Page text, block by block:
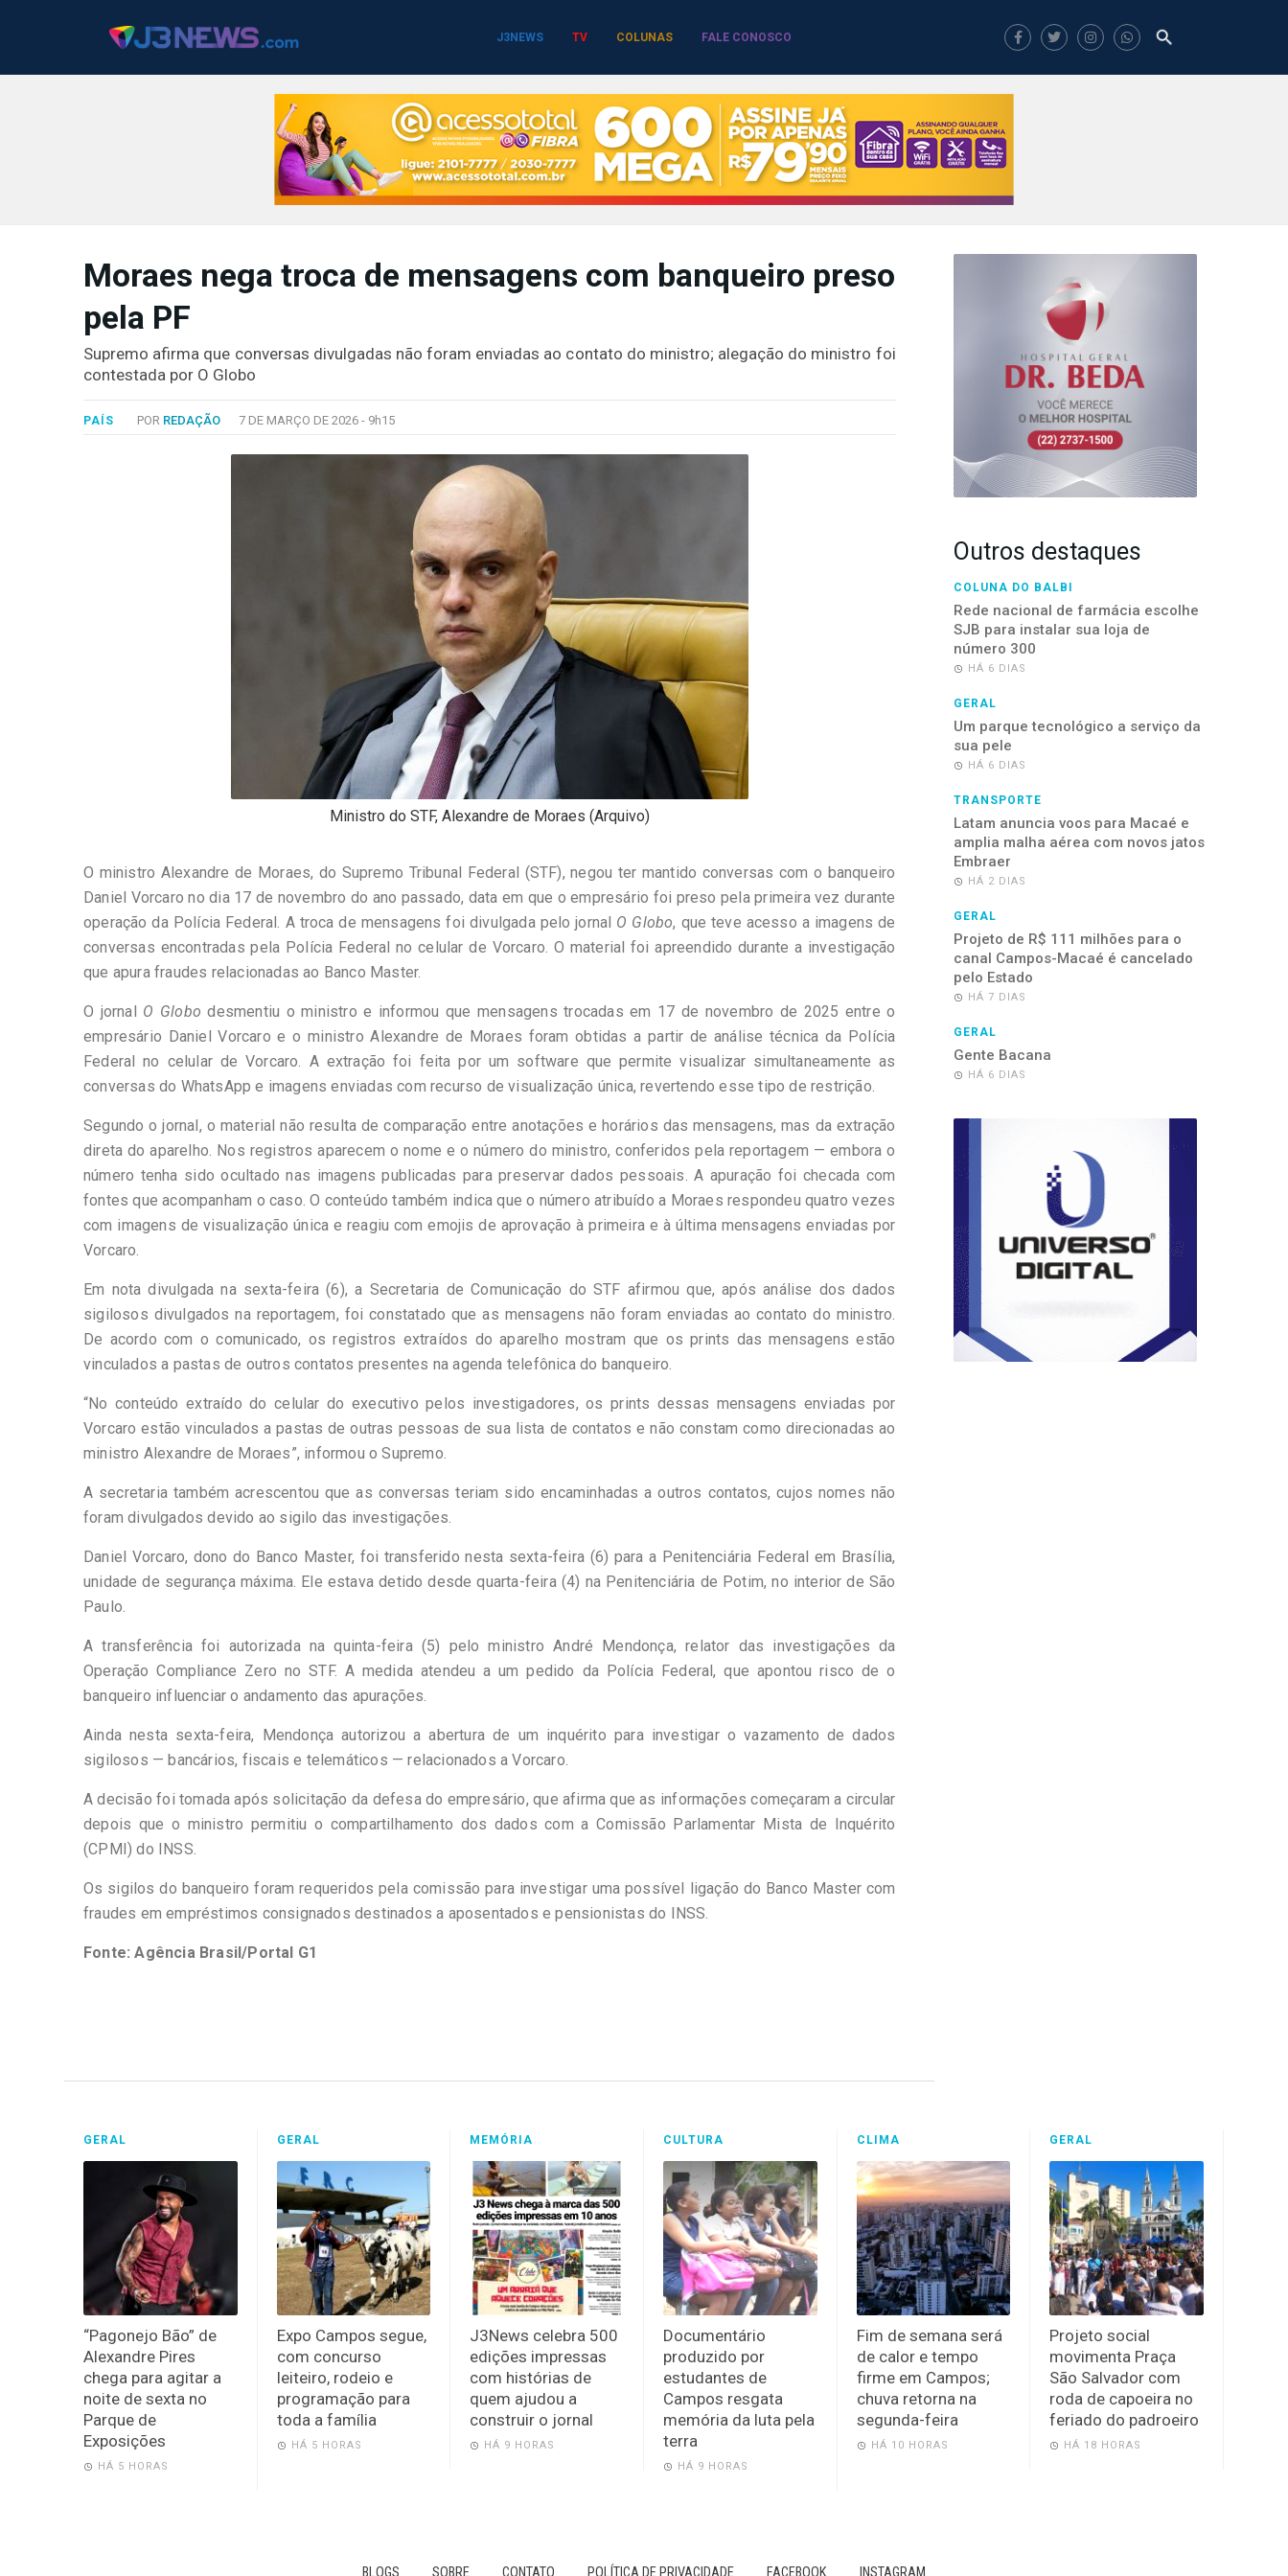
J3NEWS TV COLUNAS FALE CONOSCO
Moraes nega troca de mensagens com banqueiro preso
pela PF
Supremo afirma que conversas divulgadas não foram enviadas ao contato do ministro; alegação do ministro foi
contestada por O Globo
PAÍS POR REDAÇÃO 7 DE MARÇO DE 2026 - 9h15
Ministro do STF, Alexandre de Moraes (Arquivo)
O ministro Alexandre de Moraes, do Supremo Tribunal Federal (STF), negou ter mantido conversas com o banqueiro
Daniel Vorcaro no dia 17 de novembro do ano passado, data em que o empresário foi preso pela primeira vez durante
operação da Polícia Federal. A troca de mensagens foi divulgada pelo jornal O Globo, que teve acesso a imagens de
conversas encontradas pela Polícia Federal no celular de Vorcaro. O material foi apreendido durante a investigação
que apura fraudes relacionadas ao Banco Master.
O jornal O Globo desmentiu o ministro e informou que mensagens trocadas em 17 de novembro de 2025 entre o
empresário Daniel Vorcaro e o ministro Alexandre de Moraes foram obtidas a partir de análise técnica da Polícia
Federal no celular de Vorcaro. A extração foi feita por um software que permite visualizar simultaneamente as
conversas do WhatsApp e imagens enviadas com recurso de visualização única, revertendo esse tipo de restrição.
Segundo o jornal, o material não resulta de comparação entre anotações e horários das mensagens, mas da extração
direta do aparelho. Nos registros aparecem o nome e o número do ministro, conferidos pela reportagem — embora o
número tenha sido ocultado nas imagens publicadas para preservar dados pessoais. A apuração foi checada com
fontes que acompanham o caso. O conteúdo também indica que o número atribuído a Moraes respondeu quatro vezes
com imagens de visualização única e reagiu com emojis de aprovação à primeira e à última mensagens enviadas por
Vorcaro.
Em nota divulgada na sexta-feira (6), a Secretaria de Comunicação do STF afirmou que, após análise dos dados
sigilosos divulgados na reportagem, foi constatado que as mensagens não foram enviadas ao contato do ministro.
De acordo com o comunicado, os registros extraídos do aparelho mostram que os prints das mensagens estão
vinculados a pastas de outros contatos presentes na agenda telefônica do banqueiro.
“No conteúdo extraído do celular do executivo pelos investigadores, os prints dessas mensagens enviadas por
Vorcaro estão vinculados a pastas de outras pessoas de sua lista de contatos e não constam como direcionadas ao
ministro Alexandre de Moraes”, informou o Supremo.
A secretaria também acrescentou que as conversas teriam sido encaminhadas a outros contatos, cujos nomes não
foram divulgados devido ao sigilo das investigações.
Daniel Vorcaro, dono do Banco Master, foi transferido nesta sexta-feira (6) para a Penitenciária Federal em Brasília,
unidade de segurança máxima. Ele estava detido desde quarta-feira (4) na Penitenciária de Potim, no interior de São
Paulo.
A transferência foi autorizada na quinta-feira (5) pelo ministro André Mendonça, relator das investigações da
Operação Compliance Zero no STF. A medida atendeu a um pedido da Polícia Federal, que apontou risco de o
banqueiro influenciar o andamento das apurações.
Ainda nesta sexta-feira, Mendonça autorizou a abertura de um inquérito para investigar o vazamento de dados
sigilosos — bancários, fiscais e telemáticos — relacionados a Vorcaro.
A decisão foi tomada após solicitação da defesa do empresário, que afirma que as informações começaram a circular
depois que o ministro permitiu o compartilhamento dos dados com a Comissão Parlamentar Mista de Inquérito
(CPMI) do INSS.
Os sigilos do banqueiro foram requeridos pela comissão para investigar uma possível ligação do Banco Master com
fraudes em empréstimos consignados destinados a aposentados e pensionistas do INSS.
Fonte: Agência Brasil/Portal G1
Outros destaques
COLUNA DO BALBI
Rede nacional de farmácia escolhe
SJB para instalar sua loja de
número 300
HÁ 6 DIAS
GERAL
Um parque tecnológico a serviço da
sua pele
HÁ 6 DIAS
TRANSPORTE
Latam anuncia voos para Macaé e
amplia malha aérea com novos jatos
Embraer
HÁ 2 DIAS
GERAL
Projeto de R$ 111 milhões para o
canal Campos-Macaé é cancelado
pelo Estado
HÁ 7 DIAS
GERAL
Gente Bacana
HÁ 6 DIAS
GERAL
“Pagonejo Bão” de
Alexandre Pires
chega para agitar a
noite de sexta no
Parque de
Exposições
HÁ 5 HORAS
GERAL
Expo Campos segue,
com concurso
leiteiro, rodeio e
programação para
toda a família
HÁ 5 HORAS
MEMÓRIA
J3News celebra 500
edições impressas
com histórias de
quem ajudou a
construir o jornal
HÁ 9 HORAS
CULTURA
Documentário
produzido por
estudantes de
Campos resgata
memória da luta pela
terra
HÁ 9 HORAS
CLIMA
Fim de semana será
de calor e tempo
firme em Campos;
chuva retorna na
segunda-feira
HÁ 10 HORAS
GERAL
Projeto social
movimenta Praça
São Salvador com
roda de capoeira no
feriado do padroeiro
HÁ 18 HORAS